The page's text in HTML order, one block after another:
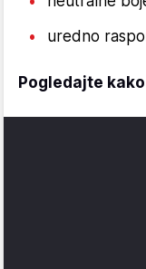
uredno
Pogledajte